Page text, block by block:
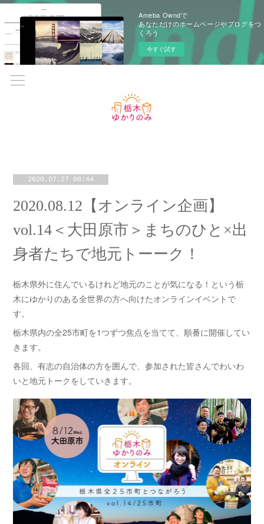
Ameba Owndで
あなただけのホームページやブログをつ
くろう
今すぐ試す
2020.07.27 08:44
2020.08.12【オンライン企画】
vol.14＜大田原市＞まちのひと×出
身者たちで地元トーーク！
栃木県外に住んでいるけれど地元のことが気になる！という栃
木にゆかりのある全世界の方へ向けたオンラインイベントで
す。
栃木県内の全25市町を1つずつ焦点を当てて、順番に開催してい
きます。
各回、有志の自治体の方を囲んで、参加された皆さんでわいわ
いと地元トークをしていきます。